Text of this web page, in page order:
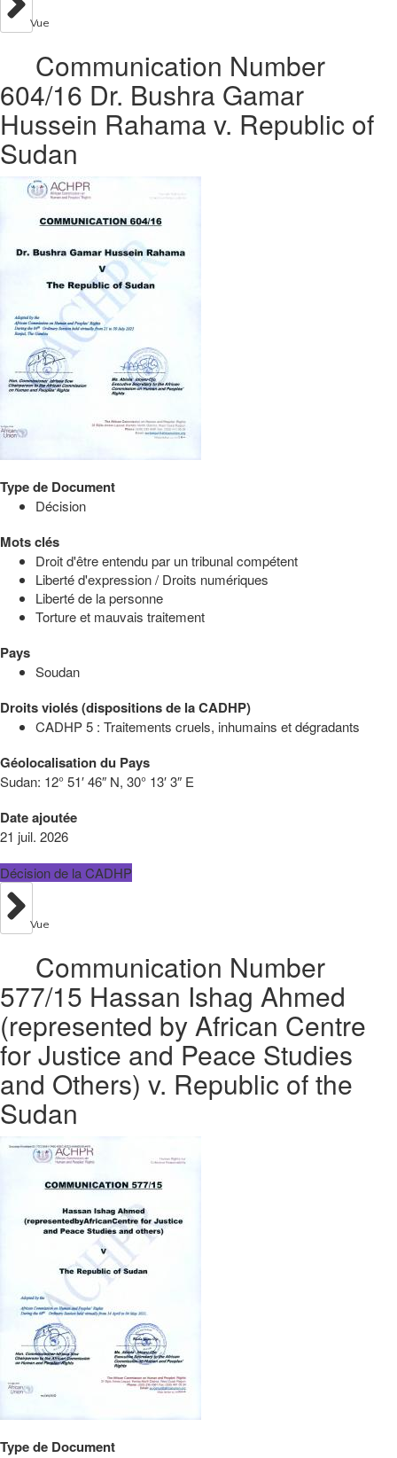
Vue
Communication Number
604/16 Dr. Bushra Gamar
Hussein Rahama v. Republic of
Sudan
Type de Document
Décision
Mots clés
Droit d'être entendu par un tribunal compétent
Liberté d'expression / Droits numériques
Liberté de la personne
Torture et mauvais traitement
Pays
Soudan
Droits violés (dispositions de la CADHP)
CADHP 5 : Traitements cruels, inhumains et dégradants
Géolocalisation du Pays
Sudan: 12° 51′ 46″ N, 30° 13′ 3″ E
Date ajoutée
21 juil. 2026
Décision de la CADHP
Vue
Communication Number
577/15 Hassan Ishag Ahmed
(represented by African Centre
for Justice and Peace Studies
and Others) v. Republic of the
Sudan
Type de Document